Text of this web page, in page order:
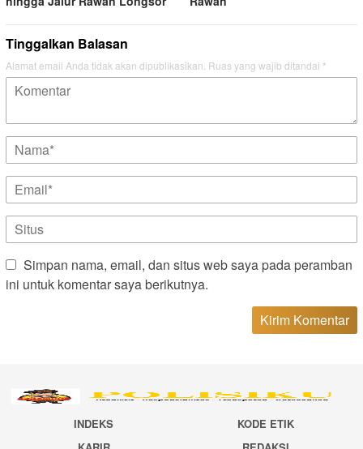
Tinggalkan Balasan
Alamat email Anda tidak akan dipublikasikan.
ini untuk komentar saya berikutnya.
KARIR
REDAKSI